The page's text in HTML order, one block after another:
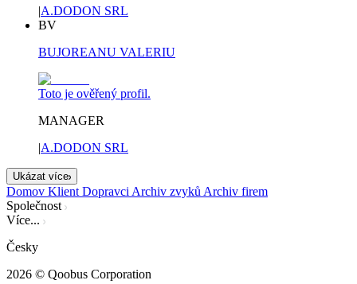
|A.DODON SRL
BV
BUJOREANU VALERIU
Toto je ověřený profil.
MANAGER
|A.DODON SRL
Ukázat více
Domov Klient DopravciArchiv zvykůArchiv firem
Společnost
Více...
Česky
2026 © Qoobus Corporation